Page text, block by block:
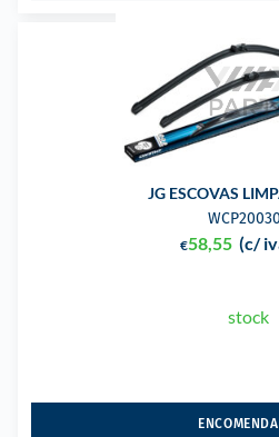
JG ESCOVAS
€58,55 (c/
stock